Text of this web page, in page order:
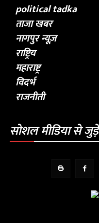
political tadka
ताजा खबर
नागपुर न्यूज़
राष्ट्रिय
महाराष्ट्र
विदर्भ
राजनीती
सोशल मीडिया से जुड़े